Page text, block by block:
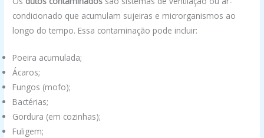
condicionado que acumulam sujeiras e microrganismos ao
longo do tempo. Essa contaminação pode incluir:
Poeira acumulada;
Ácaros;
Fungos (mofo);
Bactérias;
Gordura (em cozinhas);
Fuligem;